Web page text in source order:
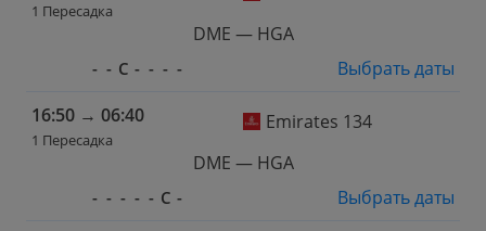
1 Пересадка
DME — HGA
- - С - - - -
Выбрать даты
16:50 → 06:40
1 Пересадка
Emirates 134
DME — HGA
- - - - - С -
Выбрать даты